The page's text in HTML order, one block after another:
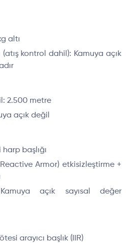
altı
(atış kontrol dahil): Kamuya açık
2.500 metre
açık değil
harp başlığı
Armor) etkisizleştirme +
açık sayısal değer
arayıcı başlık (IIR)